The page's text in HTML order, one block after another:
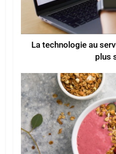
La technologie au
plus